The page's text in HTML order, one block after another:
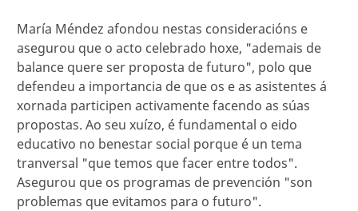
María Méndez afondou nestas consideracións e
asegurou que o acto celebrado hoxe, "ademais de
balance quere ser proposta de futuro", polo que
defendeu a importancia de que os e as asistentes á
xornada participen activamente facendo as súas
propostas. Ao seu xuízo, é fundamental o eido
educativo no benestar social porque é un tema
tranversal "que temos que facer entre todos".
Asegurou que os programas de prevención "son
problemas que evitamos para o futuro".